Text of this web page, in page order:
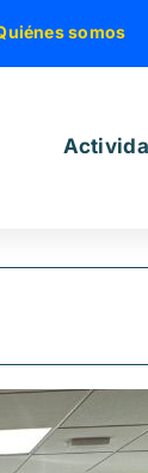
somos